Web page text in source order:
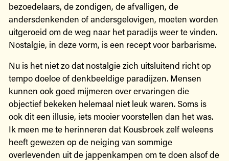
bezoedelaars, de zondigen, de afvalligen, de
andersdenkenden of andersgelovigen, moeten worden
uitgeroeid om de weg naar het paradijs weer te vinden.
Nostalgie, in deze vorm, is een recept voor barbarisme.
Nu is het niet zo dat nostalgie zich uitsluitend richt op
tempo doeloe of denkbeeldige paradijzen. Mensen
kunnen ook goed mijmeren over ervaringen die
objectief bekeken helemaal niet leuk waren. Soms is
ook dit een illusie, iets mooier voorstellen dan het was.
Ik meen me te herinneren dat Kousbroek zelf weleens
heeft gewezen op de neiging van sommige
overlevenden uit de jappenkampen om te doen alsof de